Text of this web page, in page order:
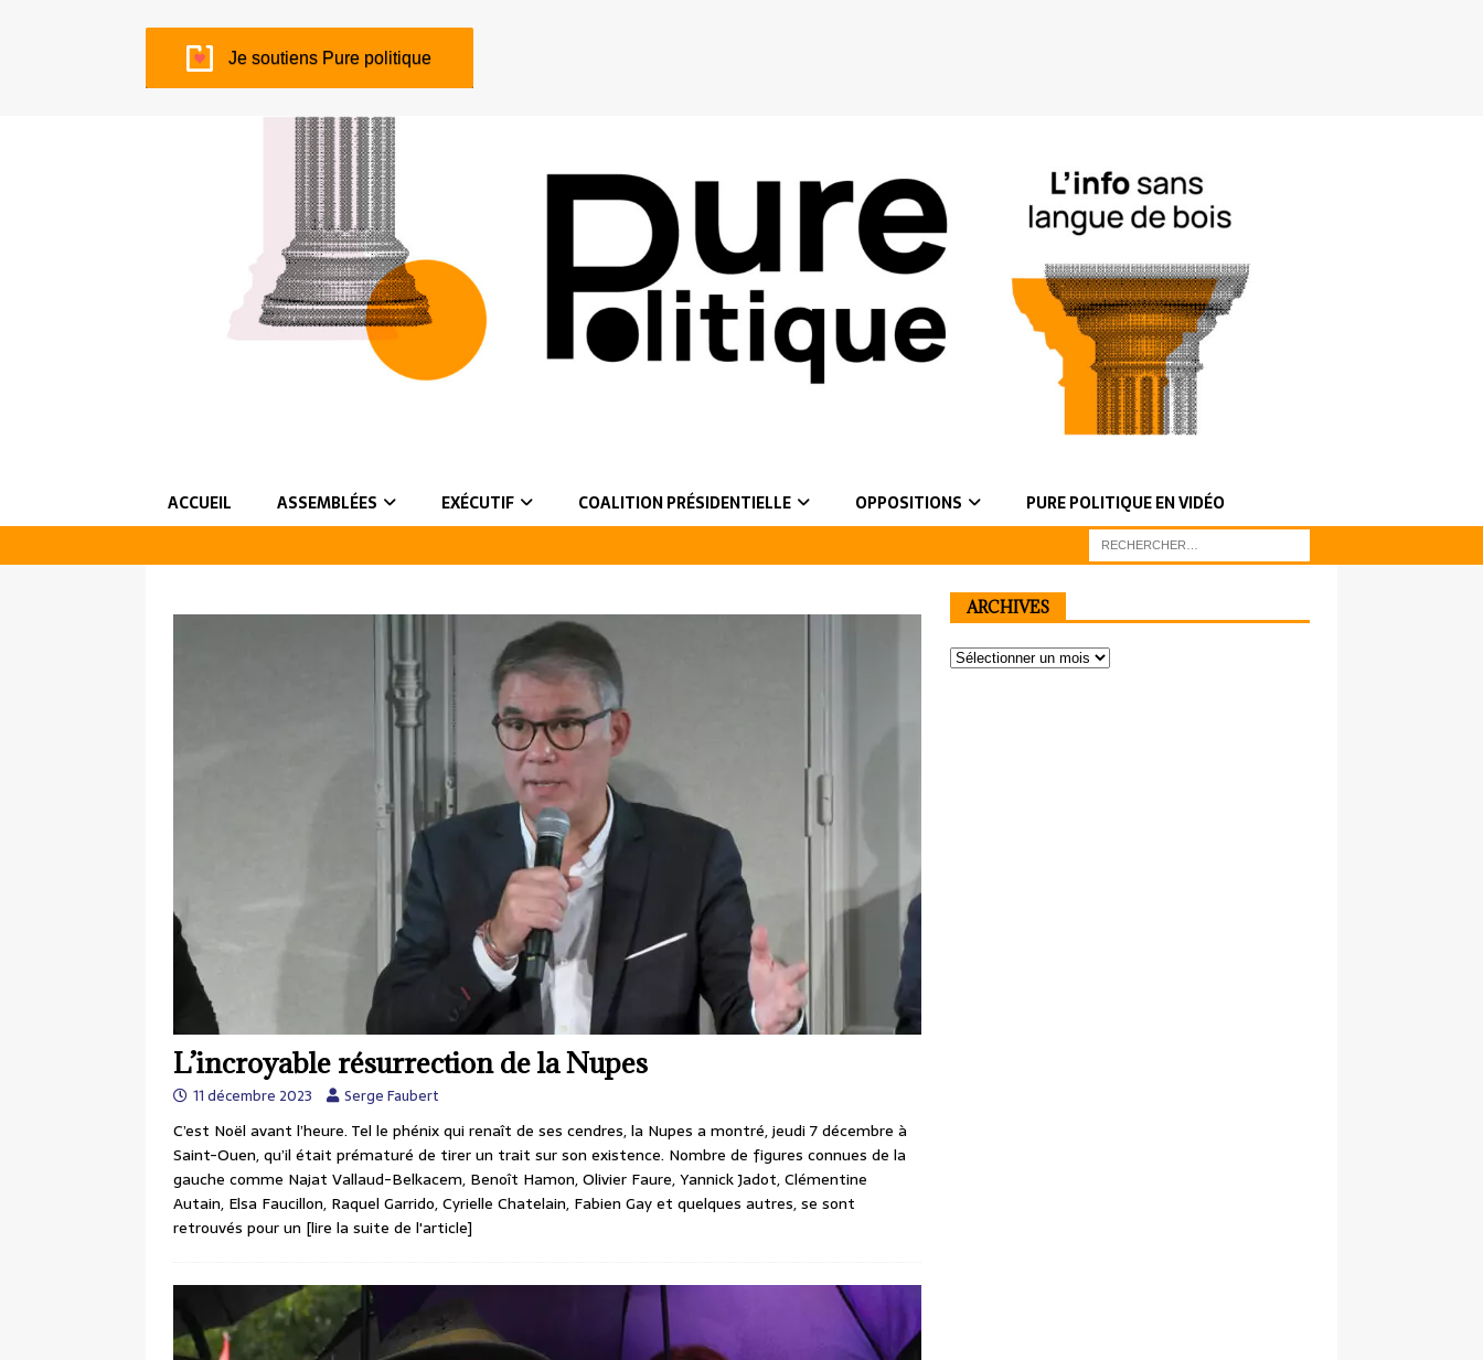
Je soutiens Pure politique
ACCUEIL ASSEMBLÉES EXÉCUTIF COALITION PRÉSIDENTIELLE OPPOSITIONS PURE POLITIQUE EN VIDÉO
L’incroyable résurrection de la Nupes
11 décembre 2023 Serge Faubert
C’est Noël avant l’heure. Tel le phénix qui renaît de ses cendres, la Nupes a montré, jeudi 7 décembre à
Saint-Ouen, qu’il était prématuré de tirer un trait sur son existence. Nombre de figures connues de la
gauche comme Najat Vallaud-Belkacem, Benoît Hamon, Olivier Faure, Yannick Jadot, Clémentine
Autain, Elsa Faucillon, Raquel Garrido, Cyrielle Chatelain, Fabien Gay et quelques autres, se sont
retrouvés pour un [lire la suite de l'article]
ARCHIVES